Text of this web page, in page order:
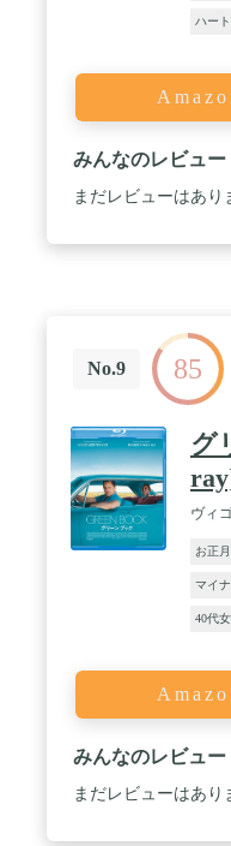
ハー
みんなのレビュー
まだレビューはあり
No.9 85
グ
ヴィ
お正月
マイ
40代
みんなのレビュー
まだレビューはあり